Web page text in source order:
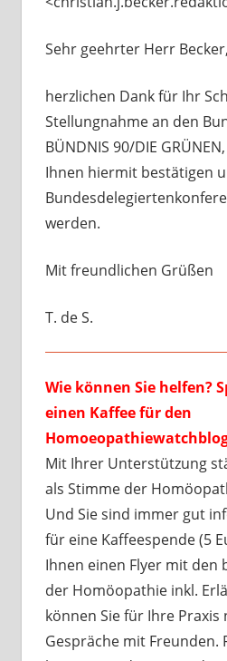
Sehr geehrter Herr Becker,
herzlichen Dank für Ihr
Stellungnahme an den
BÜNDNIS 90/DIE
Ihnen hiermit bestätigen
werden.
Mit freundlichen Grüßen
T. de S.
Wie können Sie helfen?
einen Kaffee für den
Mit Ihrer Unterstützung
als Stimme der
Und Sie sind immer gut
für eine Kaffeespende (5
Ihnen einen Flyer mit den
der Homöopathie inkl.
können Sie für Ihre
Gespräche mit Freunden.